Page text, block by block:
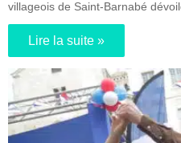
villageois de Saint-Barnabé
Lire la suite »